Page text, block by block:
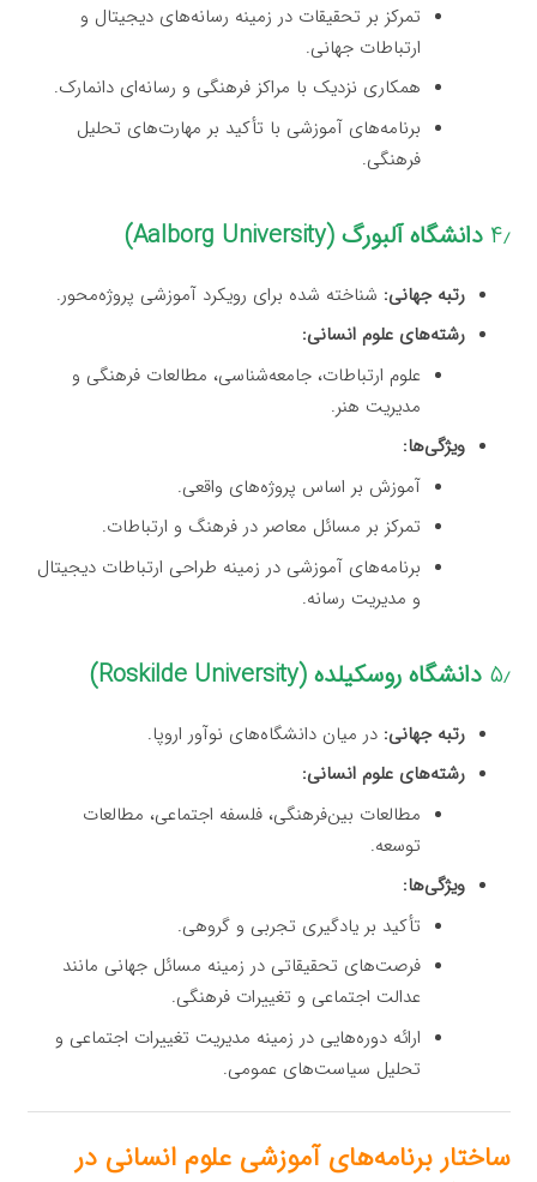
تمرکز بر تحقیقات در زمینه رسانه‌های دیجیتال و
ارتباطات جهانی.
همکاری نزدیک با مراکز فرهنگی و رسانه‌ای دانمارک.
برنامه‌های آموزشی با تأکید بر مهارت‌های تحلیل
فرهنگی.
۴٫ دانشگاه آلبورگ (Aalborg University)
رتبه جهانی: شناخته شده برای رویکرد آموزشی پروژه‌محور.
رشته‌های علوم انسانی:
علوم ارتباطات، جامعه‌شناسی، مطالعات فرهنگی و
مدیریت هنر.
ویژگی‌ها:
آموزش بر اساس پروژه‌های واقعی.
تمرکز بر مسائل معاصر در فرهنگ و ارتباطات.
برنامه‌های آموزشی در زمینه طراحی ارتباطات دیجیتال
و مدیریت رسانه.
۵٫ دانشگاه روسکیلده (Roskilde University)
رتبه جهانی: در میان دانشگاه‌های نوآور اروپا.
رشته‌های علوم انسانی:
مطالعات بین‌فرهنگی، فلسفه اجتماعی، مطالعات
توسعه.
ویژگی‌ها:
تأکید بر یادگیری تجربی و گروهی.
فرصت‌های تحقیقاتی در زمینه مسائل جهانی مانند
عدالت اجتماعی و تغییرات فرهنگی.
ارائه دوره‌هایی در زمینه مدیریت تغییرات اجتماعی و
تحلیل سیاست‌های عمومی.
ساختار برنامه‌های آموزشی علوم انسانی در